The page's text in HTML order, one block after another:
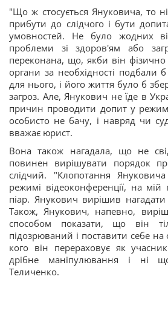
"Що ж стосується Януковича, то
прибути до слідчого і бути
умовностей. Не було жодних
проблеми зі здоров'ям або
переконана, що, якби він фізично
органи за необхідності подбали
для нього, і його життя було б
загроз. Але, Янукович не їде в
причин проводити допит у
особисто не бачу, і навряд чи
вважає юрист.
Вона також нагадала, що не
повинен вирішувати порядок
слідчий. "Клопотання
режимі відеоконференції, на
піар. Янукович вирішив
Також, Янукович, напевно,
способом показати, що він
підозрюваний і поставити себе
кого він перераховує як
дрібне маніпулювання і ні
Теличенко.